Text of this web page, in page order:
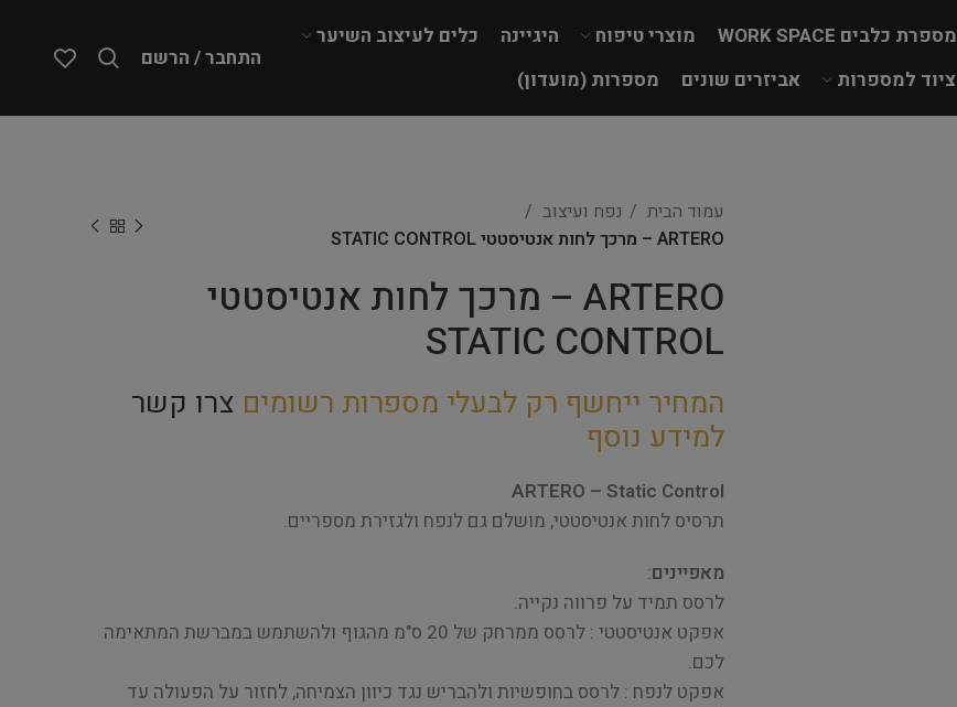
מספרת כלבים WORK SPACE מוצרי טיפוח היגיינה
כלים לעיצוב השיער
ציוד למספרות
אביזרים שונים מספרות (מועדון)
התחבר / הרשם
עמוד הבית
נפח ועיצוב
ARTERO – מרכך לחות אנטיסטטי STATIC CONTROL
ARTERO – מרכך לחות אנטיסטטי
STATIC CONTROL
המחיר ייחשף רק לבעלי מספרות רשומים צרו קשר
למידע נוסף
ARTERO – Static Control
תרסיס לחות אנטיסטטי, מושלם גם לנפח ולגזירת מספריים.
מאפיינים:
לרסס תמיד על פרווה נקייה.
אפקט אנטיסטטי : לרסס ממרחק של 20 ס"מ מהגוף ולהשתמש במברשת המתאימה
לכם.
אפקט לנפח : לרסס בחופשיות ולהבריש נגד כיוון הצמיחה, לחזור על הפעולה עד